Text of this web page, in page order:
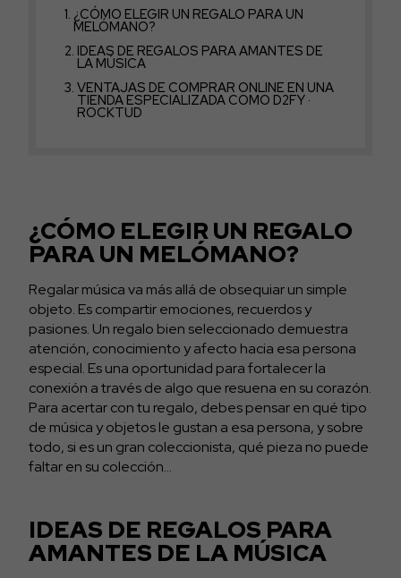
¿CÓMO ELEGIR UN REGALO PARA UN
MELÓMANO?
IDEAS DE REGALOS PARA AMANTES DE
LA MÚSICA
VENTAJAS DE COMPRAR ONLINE EN UNA
TIENDA ESPECIALIZADA COMO D2FY ·
ROCKTUD
¿CÓMO ELEGIR UN REGALO
PARA UN MELÓMANO?
Regalar música va más allá de obsequiar un simple
objeto. Es compartir emociones, recuerdos y
pasiones. Un regalo bien seleccionado demuestra
atención, conocimiento y afecto hacia esa persona
especial. Es una oportunidad para fortalecer la
conexión a través de algo que resuena en su corazón.
Para acertar con tu regalo, debes pensar en qué tipo
de música y objetos le gustan a esa persona, y sobre
todo, si es un gran coleccionista, qué pieza no puede
faltar en su colección…
IDEAS DE REGALOS PARA
AMANTES DE LA MÚSICA